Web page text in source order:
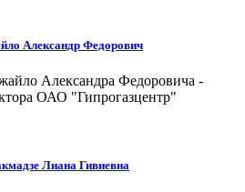
Александр Федорович
Александра Федоровича -
ОАО "Гипрогазцентр"
Лиана Гивиевна